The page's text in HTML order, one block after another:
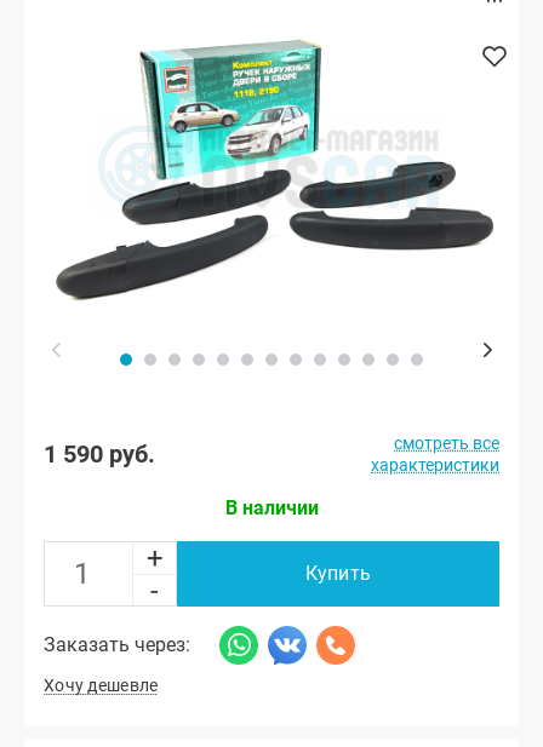
1 590 руб.
смотреть все
характеристики
В наличии
+
-
Купить
Заказать через:
Хочу дешевле